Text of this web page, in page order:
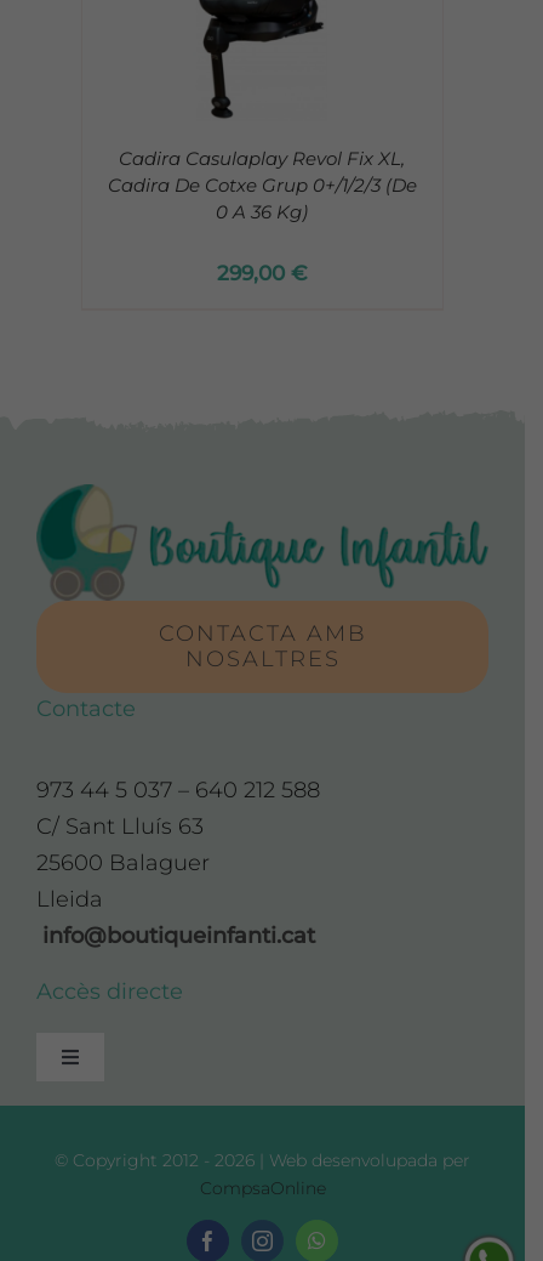
Cadira Casulaplay Revol Fix XL,
Cadira De Cotxe Grup 0+/1/2/3 (De
0 A 36 Kg)
299,00 €
CONTACTA AMB
NOSALTRES
Contacte
973 44 5 037 – 640 212 588
C/ Sant Lluís 63
25600 Balaguer
Lleida
info@boutiqueinfanti.cat
Accès directe
Toggle
Política de Privadesa
© Copyright 2012 - 2026 | Web desenvolupada per
CompsaOnline